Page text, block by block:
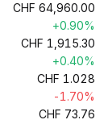
CHF 64,960.00
+0.90%
CHF 1,915.30
+0.40%
CHF 1.028
-1.70%
CHF 73.76